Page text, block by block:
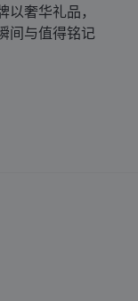
奢华礼品，
间与值得铭记